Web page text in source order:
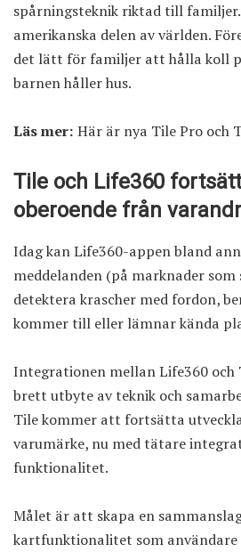
spårningsteknik riktad till
amerikanska delen av världen.
det lätt för familjer att hålla koll
barnen håller hus.
Läs mer: Här är nya Tile Pro och
Tile och Life360
oberoende från
Idag kan Life360-appen bland
meddelanden (på marknader
detektera krascher med fordon,
kommer till eller lämnar kända
Integrationen mellan Life360
brett utbyte av teknik och
Tile kommer att fortsätta
varumärke, nu med tätare
funktionalitet.
Målet är att skapa en
kartfunktionalitet som användare